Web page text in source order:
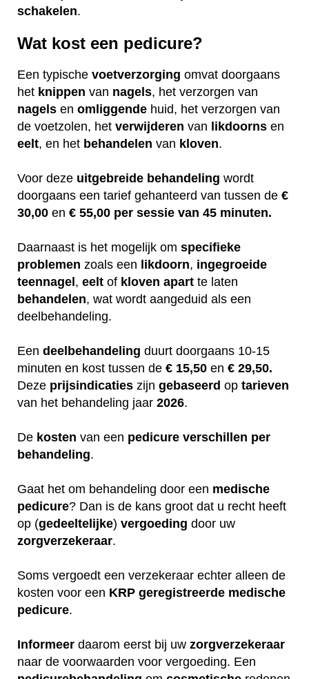
schakelen.
Wat kost een pedicure?
Een typische voetverzorging omvat doorgaans
het knippen van nagels, het verzorgen van
nagels en omliggende huid, het verzorgen van
de voetzolen, het verwijderen van likdoorns en
eelt, en het behandelen van kloven.
Voor deze uitgebreide behandeling wordt
doorgaans een tarief gehanteerd van tussen de €
30,00 en € 55,00 per sessie van 45 minuten.
Daarnaast is het mogelijk om specifieke
problemen zoals een likdoorn, ingegroeide
teennagel , eelt of kloven apart te laten
behandelen, wat wordt aangeduid als een
deelbehandeling.
Een deelbehandeling duurt doorgaans 10-15
minuten en kost tussen de € 15,50 en € 29,50.
Deze prijsindicaties zijn gebaseerd op tarieven
van het behandeling jaar 2026.
De kosten van een pedicure verschillen per
behandeling.
Gaat het om behandeling door een medische
pedicure? Dan is de kans groot dat u recht heeft
op (gedeeltelijke) vergoeding door uw
zorgverzekeraar.
Soms vergoedt een verzekeraar echter alleen de
kosten voor een KRP geregistreerde medische
pedicure.
Informeer daarom eerst bij uw zorgverzekeraar
naar de voorwaarden voor vergoeding. Een